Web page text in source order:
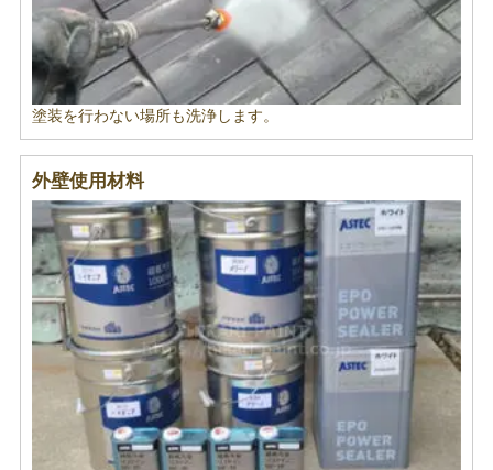
塗装を行わない場所も洗浄します。
外壁使用材料